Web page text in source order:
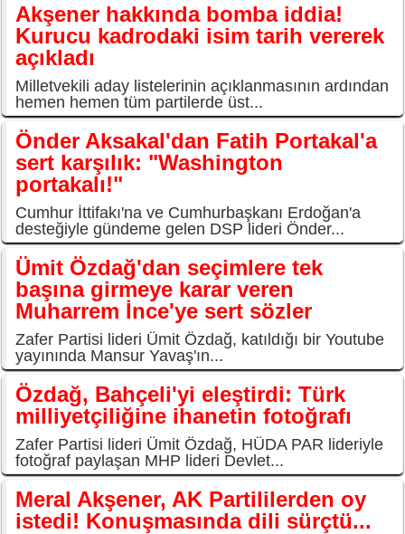
Akşener hakkında bomba iddia!
Kurucu kadrodaki isim tarih vererek
açıkladı
Milletvekili aday listelerinin açıklanmasının ardından
hemen hemen tüm partilerde üst...
Önder Aksakal'dan Fatih Portakal'a
sert karşılık: "Washington
portakalı!"
Cumhur İttifakı'na ve Cumhurbaşkanı Erdoğan'a
desteğiyle gündeme gelen DSP lideri Önder...
Ümit Özdağ'dan seçimlere tek
başına girmeye karar veren
Muharrem İnce'ye sert sözler
Zafer Partisi lideri Ümit Özdağ, katıldığı bir Youtube
yayınında Mansur Yavaş'ın...
Özdağ, Bahçeli'yi eleştirdi: Türk
milliyetçiliğine ihanetin fotoğrafı
Zafer Partisi lideri Ümit Özdağ, HÜDA PAR lideriyle
fotoğraf paylaşan MHP lideri Devlet...
Meral Akşener, AK Partililerden oy
istedi! Konuşmasında dili sürçtü...